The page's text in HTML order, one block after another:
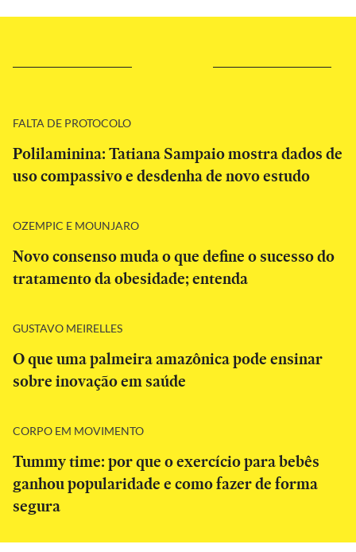
FALTA DE PROTOCOLO
Polilaminina: Tatiana Sampaio mostra dados de
uso compassivo e desdenha de novo estudo
OZEMPIC E MOUNJARO
Novo consenso muda o que define o sucesso do
tratamento da obesidade; entenda
GUSTAVO MEIRELLES
O que uma palmeira amazônica pode ensinar
sobre inovação em saúde
CORPO EM MOVIMENTO
Tummy time: por que o exercício para bebês
ganhou popularidade e como fazer de forma
segura